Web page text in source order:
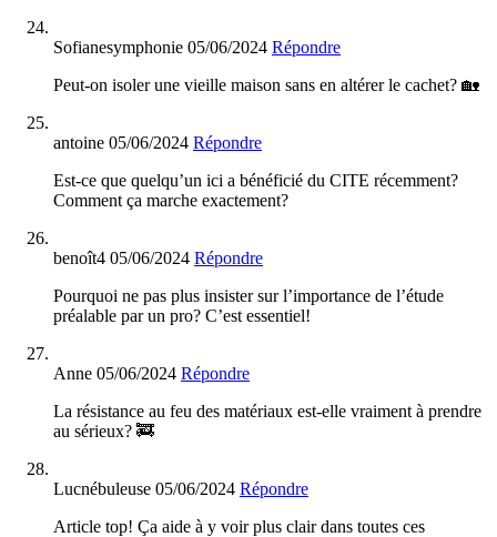
Sofianesymphonie 05/06/2024 Répondre
Peut-on isoler une vieille maison sans en altérer le cachet? 🏡
antoine 05/06/2024 Répondre
Est-ce que quelqu’un ici a bénéficié du CITE récemment?
Comment ça marche exactement?
benoît4 05/06/2024 Répondre
Pourquoi ne pas plus insister sur l’importance de l’étude
préalable par un pro? C’est essentiel!
Anne 05/06/2024 Répondre
La résistance au feu des matériaux est-elle vraiment à prendre
au sérieux? 🚒
Lucnébuleuse 05/06/2024 Répondre
Article top! Ça aide à y voir plus clair dans toutes ces